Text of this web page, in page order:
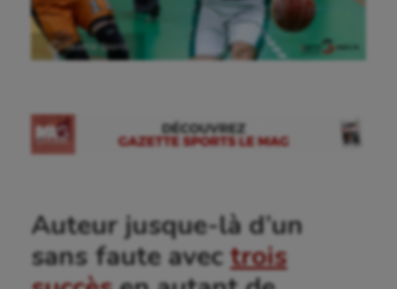
Ⓒ Gazette Sports
Auteur jusque-là d’un
sans faute avectrois